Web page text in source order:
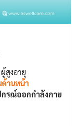
สูงอายุ
านหน้า
รณ์ออกกำลังกาย